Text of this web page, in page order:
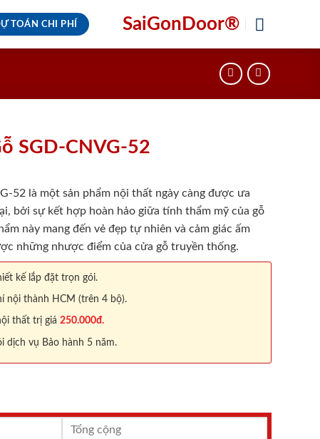
TOÁN CHI PHÍ SaiGonDoor®
SGD-CNVG-52
52 là một sản phẩm nội thất ngày càng được ưa
bởi sự kết hợp hoàn hảo giữa tính thẩm mỹ của gỗ
này mang đến vẻ đẹp tự nhiên và cảm giác ấm
những nhược điểm của cửa gỗ truyền thống.
kế lắp đặt trọn gói.
nội thành HCM (trên 4 bộ).
thất trị giá 250.000đ.
dịch vụ Bảo hành 5 năm.